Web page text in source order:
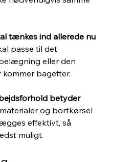
tænkes ind allerede nu
passe til det
eller den
bagefter.
betyder
og bortkørsel
effektivt, så
muligt.